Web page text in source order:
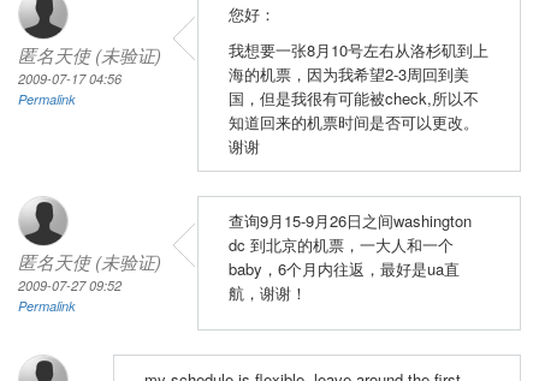
匿名天使 (未验证)
2009-07-17 04:56
Permalink
您好：
我想要一张8月10号左右从洛杉矶到上
海的机票，因为我希望2-3周回到美
国，但是我很有可能被check,所以不
知道回来的机票时间是否可以更改。
谢谢
匿名天使 (未验证)
2009-07-27 09:52
Permalink
查询9月15-9月26日之间washington
dc 到北京的机票，一大人和一个
baby，6个月内往返，最好是ua直
航，谢谢！